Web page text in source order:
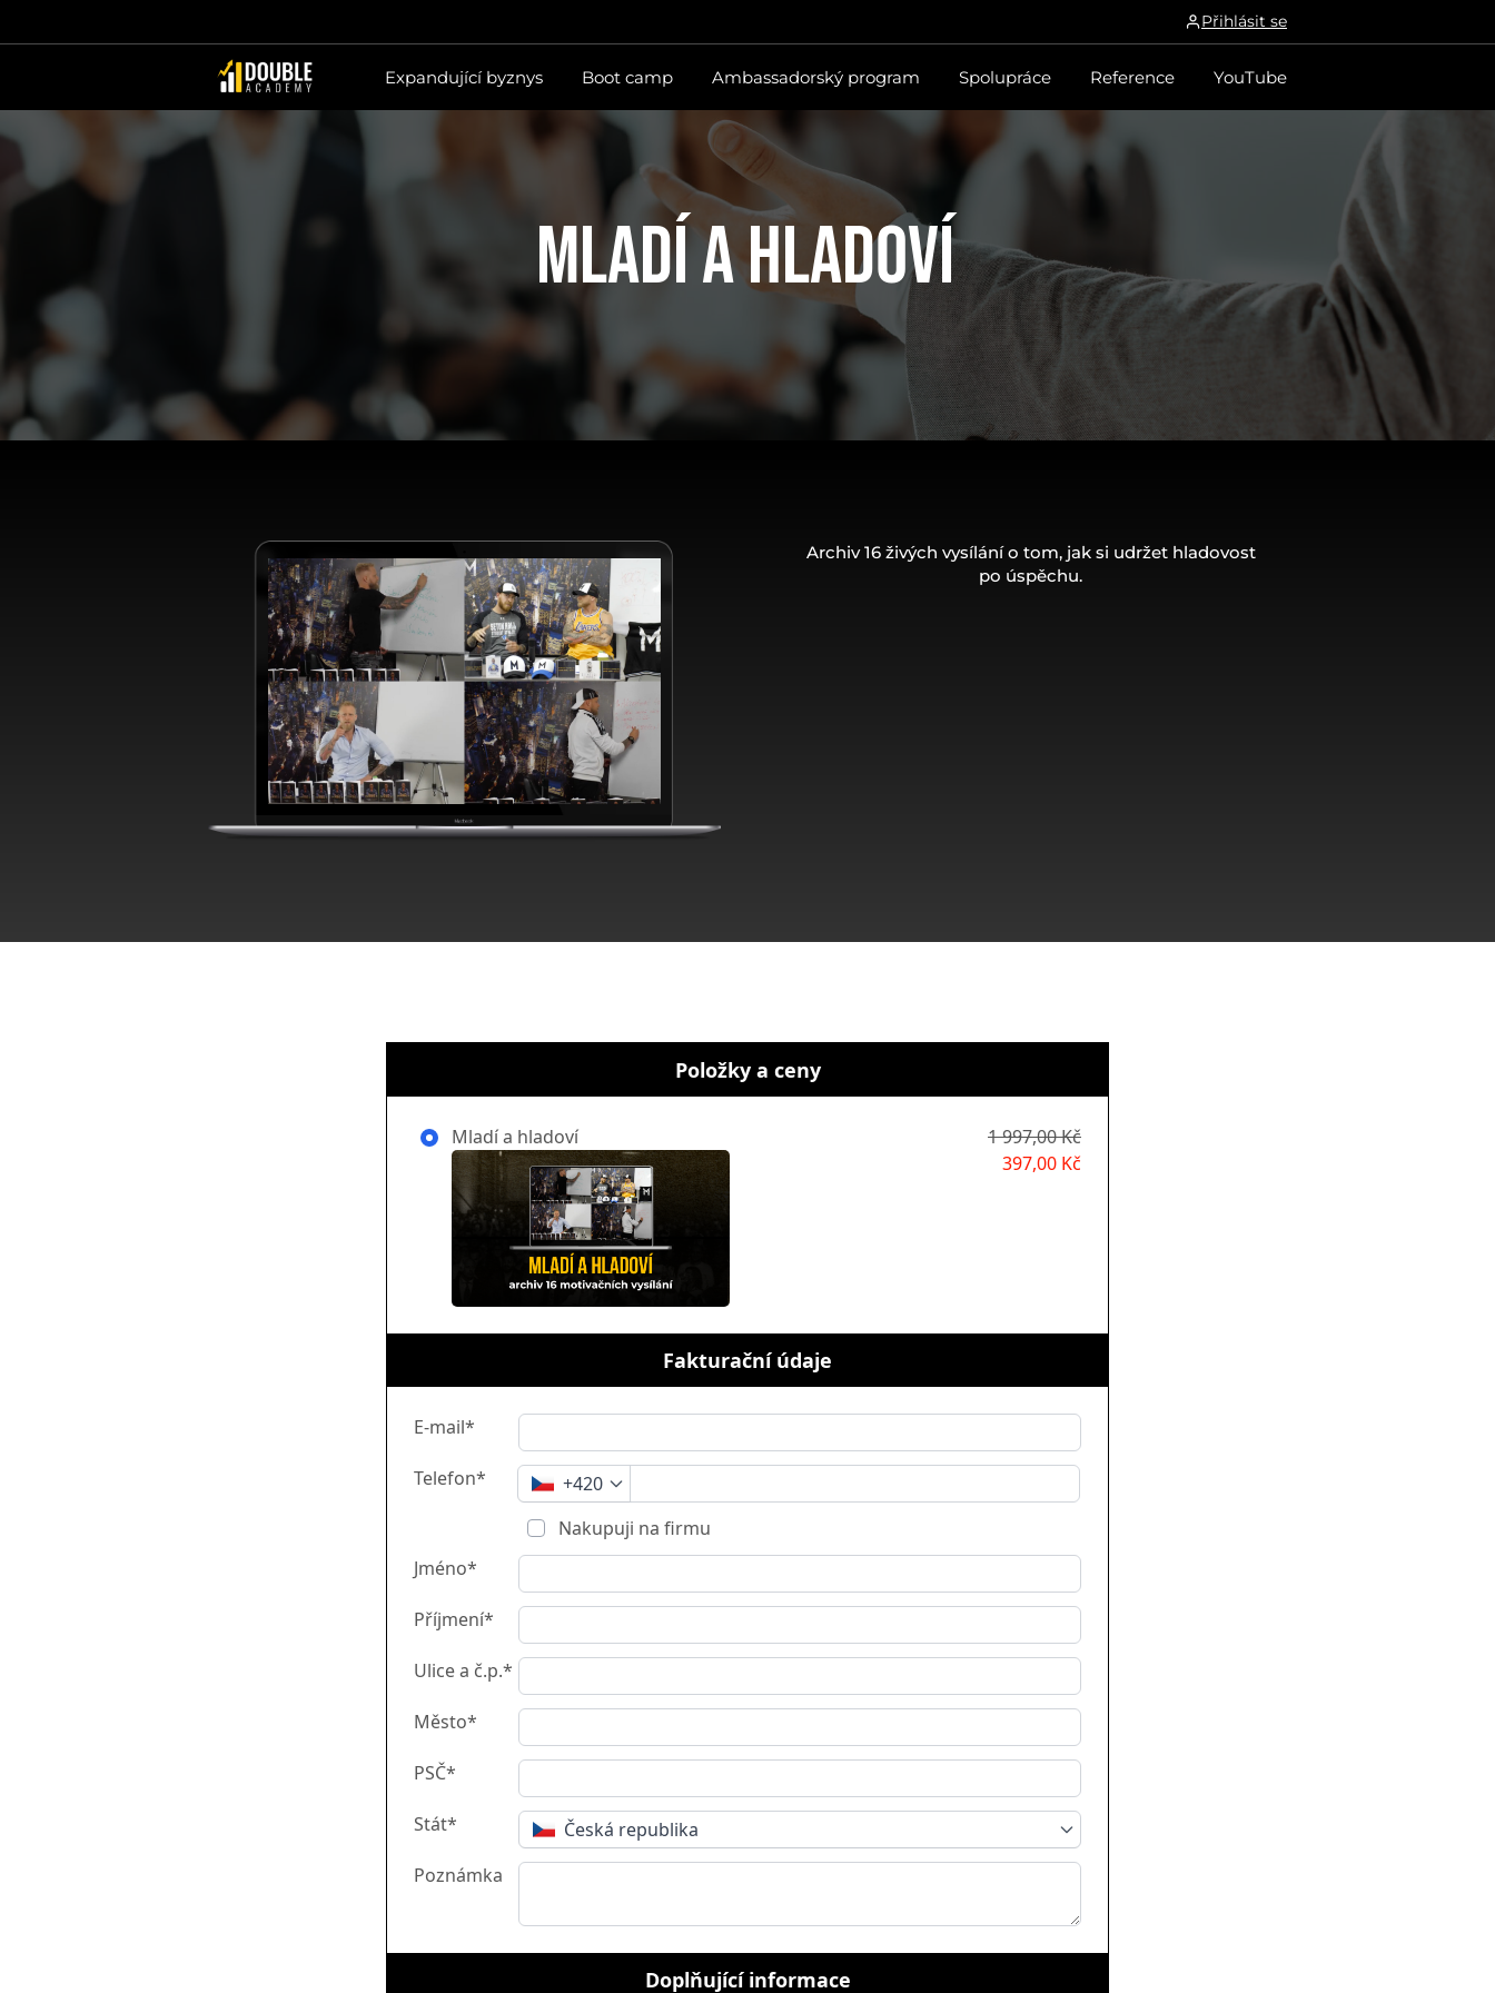
Přihlásit se
Expandující byznys Boot camp Ambassadorský program Spolupráce Reference YouTube
mladí a hladoví
Archiv 16 živých vysílání o tom, jak si udržet hladovost
po úspěchu.
Položky a ceny
Mladí a hladoví
1 997,00 Kč
397,00 Kč
Fakturační údaje
E-mail*
Telefon*
+420
Nakupuji na firmu
Jméno*
Příjmení*
Ulice a č.p.*
Město*
PSČ*
Stát*
Česká republika
Poznámka
Doplňující informace